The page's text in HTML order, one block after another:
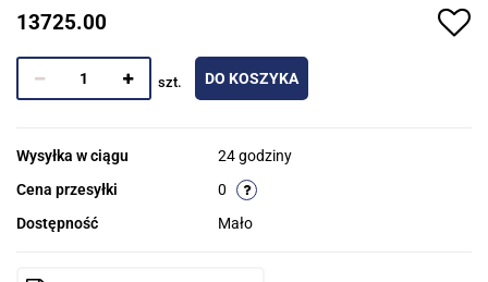
13725.00
szt. DO KOSZYKA
Wysyłka w ciągu
24 godziny
Cena przesyłki
0
Dostępność
Mało